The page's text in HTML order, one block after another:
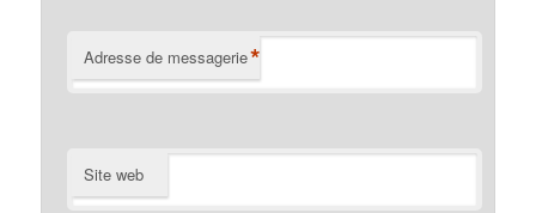
Adresse de messagerie*
Site web